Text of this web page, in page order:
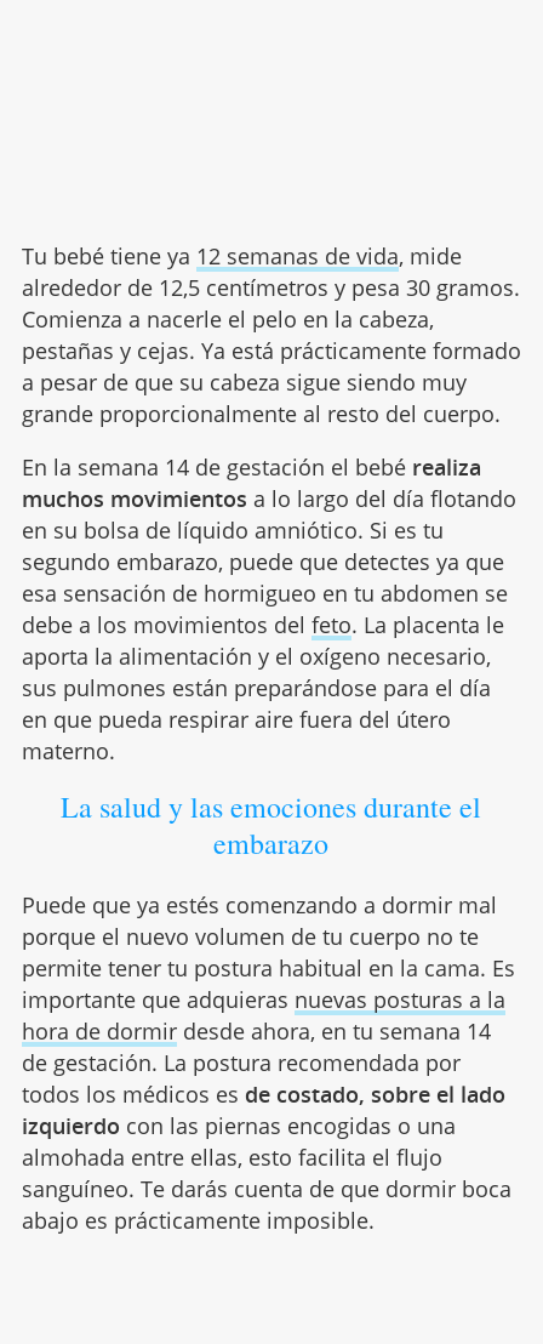
Tu bebé tiene ya 12 semanas de vida, mide
alrededor de 12,5 centímetros y pesa 30 gramos.
Comienza a nacerle el pelo en la cabeza,
pestañas y cejas. Ya está prácticamente formado
a pesar de que su cabeza sigue siendo muy
grande proporcionalmente al resto del cuerpo.
En la semana 14 de gestación el bebé realiza
muchos movimientos a lo largo del día flotando
en su bolsa de líquido amniótico. Si es tu
segundo embarazo, puede que detectes ya que
esa sensación de hormigueo en tu abdomen se
debe a los movimientos del feto. La placenta le
aporta la alimentación y el oxígeno necesario,
sus pulmones están preparándose para el día
en que pueda respirar aire fuera del útero
materno.
La salud y las emociones durante el
embarazo
Puede que ya estés comenzando a dormir mal
porque el nuevo volumen de tu cuerpo no te
permite tener tu postura habitual en la cama. Es
importante que adquieras nuevas posturas a la
hora de dormirdesde ahora, en tu semana 14
de gestación. La postura recomendada por
todos los médicos es de costado, sobre el lado
izquierdo con las piernas encogidas o una
almohada entre ellas, esto facilita el flujo
sanguíneo. Te darás cuenta de que dormir boca
abajo es prácticamente imposible.